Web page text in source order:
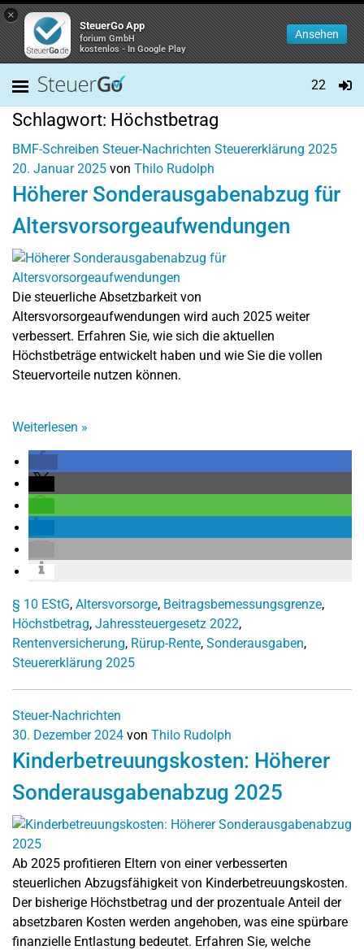
×
SteuerGo App
forium GmbH
kostenlos - In Google Play
Ansehen
22
Schlagwort: Höchstbetrag
BMF-Schreiben Steuer-Nachrichten Steuererklärung 2025
20. Januar 2025 von Thilo Rudolph
Höherer Sonderausgabenabzug für
Altersvorsorgeaufwendungen
Die steuerliche Absetzbarkeit von
Altersvorsorgeaufwendungen wird auch 2025 weiter
verbessert. Erfahren Sie, wie sich die aktuellen
Höchstbeträge entwickelt haben und wie Sie die vollen
Steuervorteile nutzen können.
Weiterlesen »
§ 10 EStG, Altersvorsorge, Beitragsbemessungsgrenze,
Höchstbetrag, Jahressteuergesetz 2022,
Rentenversicherung, Rürup-Rente, Sonderausgaben,
Steuererklärung 2025
Steuer-Nachrichten
30. Dezember 2024 von Thilo Rudolph
Kinderbetreuungskosten: Höherer
Sonderausgabenabzug 2025
Ab 2025 profitieren Eltern von einer verbesserten
steuerlichen Abzugsfähigkeit von Kinderbetreuungskosten.
Der bisherige Höchstbetrag und der prozentuale Anteil der
absetzbaren Kosten werden angehoben, was eine spürbare
finanzielle Entlastung bedeutet. Erfahren Sie, welche